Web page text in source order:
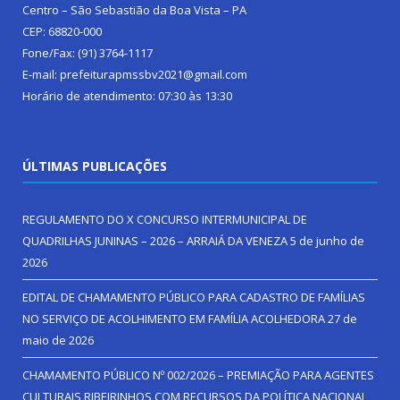
Centro – São Sebastião da Boa Vista – PA
CEP: 68820-000
Fone/Fax: (91) 3764-1117
E-mail: prefeiturapmssbv2021@gmail.com
Horário de atendimento: 07:30 às 13:30
ÚLTIMAS PUBLICAÇÕES
REGULAMENTO DO X CONCURSO INTERMUNICIPAL DE
QUADRILHAS JUNINAS – 2026 – ARRAIÁ DA VENEZA5 de junho de
2026
EDITAL DE CHAMAMENTO PÚBLICO PARA CADASTRO DE FAMÍLIAS
NO SERVIÇO DE ACOLHIMENTO EM FAMÍLIA ACOLHEDORA27 de
maio de 2026
CHAMAMENTO PÚBLICO Nº 002/2026 – PREMIAÇÃO PARA AGENTES
CULTURAIS RIBEIRINHOS COM RECURSOS DA POLÍTICA NACIONAL